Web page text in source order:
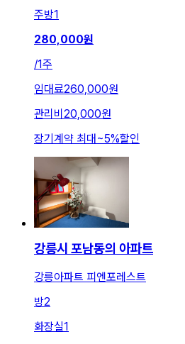
주방1
280,000원
/1주
임대료260,000원
관리비 20,000원
장기계약 최대~5%할인
강릉시 포남동의 아파트
강릉아파트 피엔포레스트
방2
화장실1